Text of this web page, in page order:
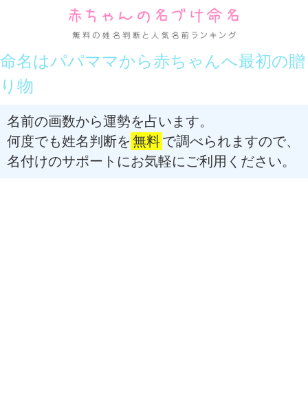
命名はパパママから赤ちゃんへ最初の贈
り物
名前の画数から運勢を占います。
何度でも姓名判断を 無料で調べられますので、
名付けのサポートにお気軽にご利用ください。